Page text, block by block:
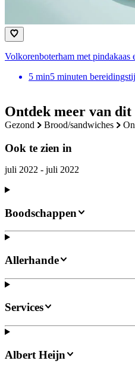
Ontdek meer van dit
gezond brood/sandwiches
Ook te zien in
juli 2022 - juli 2022
Volkorenboterham met pindakaas
5 min5 minuten
Boodschappen
Allerhande
Services
Albert Heijn